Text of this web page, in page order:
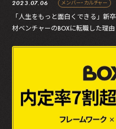
2023.07.06 メンバー・カルチャー
「人生をもっと面白くできる」新
材ベンチャーのBOXに転職した理由